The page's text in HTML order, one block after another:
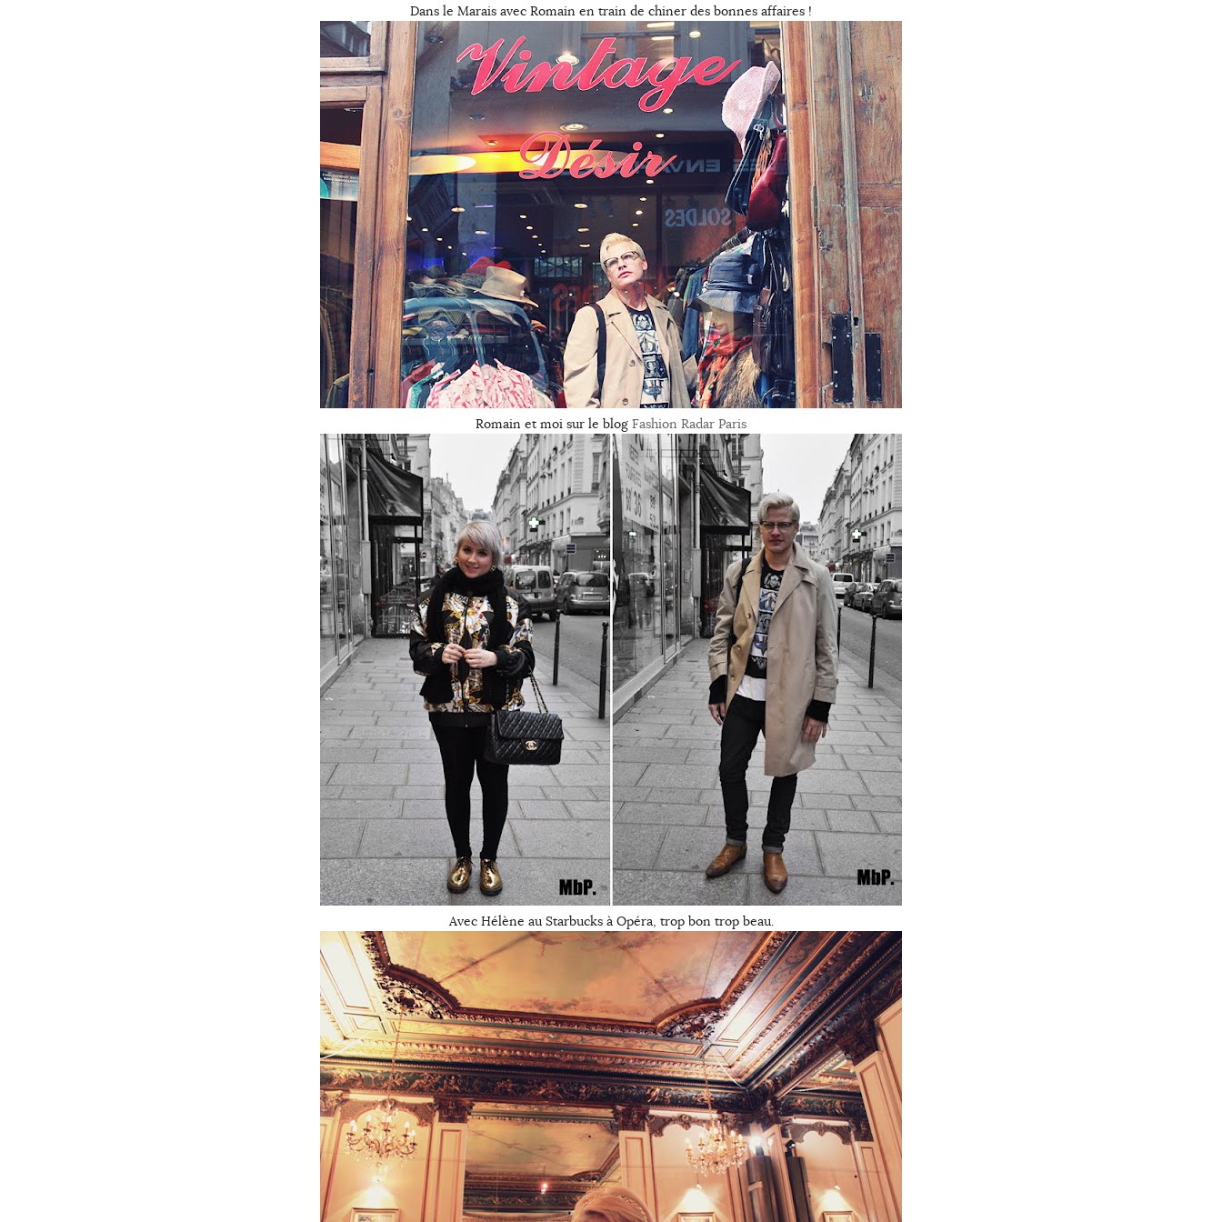
Dans le Marais avec Romain en train de chiner des bonnes affaires !
Romain et moi sur le blog Fashion Radar Paris
Avec Hélène au Starbucks à Opéra, trop bon trop beau.